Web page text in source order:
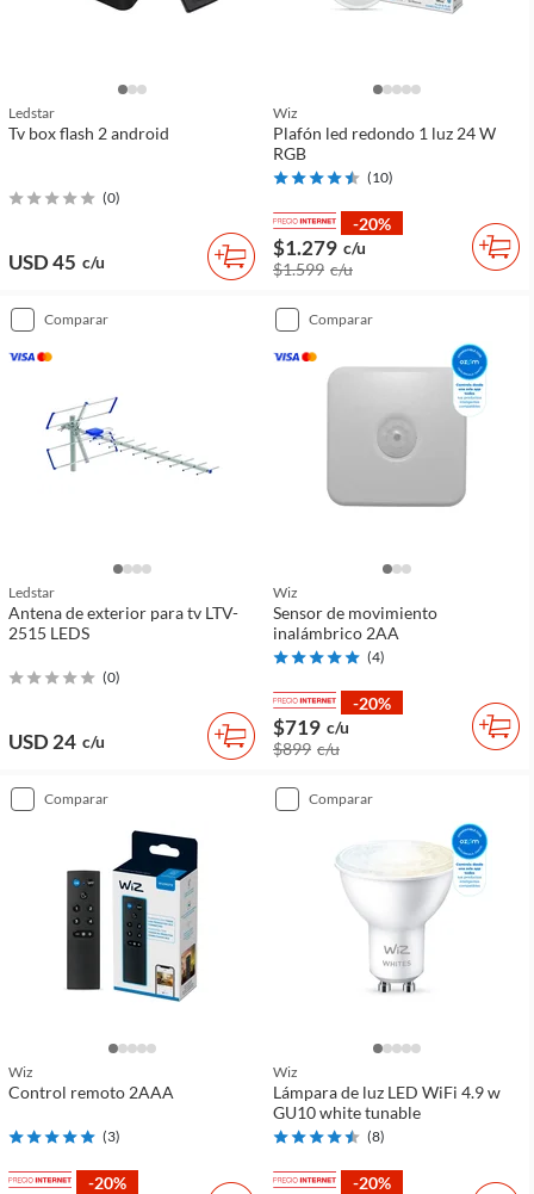
Ledstar
Tv box flash 2 android
(0)
USD 45 c/u
Wiz
Plafón led redondo 1 luz 24 W
RGB
(10)
-20%
$1.279 c/u
$1.599 c/u
comparar
Ledstar
Antena de exterior para tv LTV-
2515 LEDS
(0)
USD 24 c/u
comparar
Wiz
Sensor de movimiento
inalámbrico 2AA
(4)
-20%
$719 c/u
$899 c/u
comparar
Wiz
Control remoto 2AAA
(3)
-20%
comparar
Wiz
Lámpara de luz LED WiFi 4.9 w
GU10 white tunable
(8)
-20%